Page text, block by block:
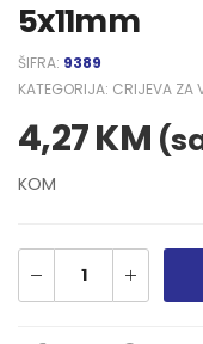
5x11mm
ŠIFRA: 9389
KATEGORIJA: CRIJEVA ZA
4,27KM
KOM